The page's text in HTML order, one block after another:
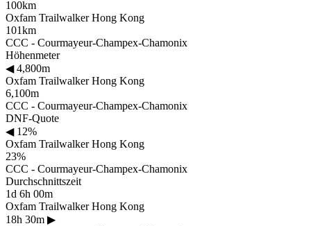
100km
Oxfam Trailwalker Hong Kong
101km
CCC - Courmayeur-Champex-Chamonix
Höhenmeter
◀4,800m
Oxfam Trailwalker Hong Kong
6,100m
CCC - Courmayeur-Champex-Chamonix
DNF-Quote
◀12%
Oxfam Trailwalker Hong Kong
23%
CCC - Courmayeur-Champex-Chamonix
Durchschnittszeit
1d 6h 00m
Oxfam Trailwalker Hong Kong
18h 30m ▶